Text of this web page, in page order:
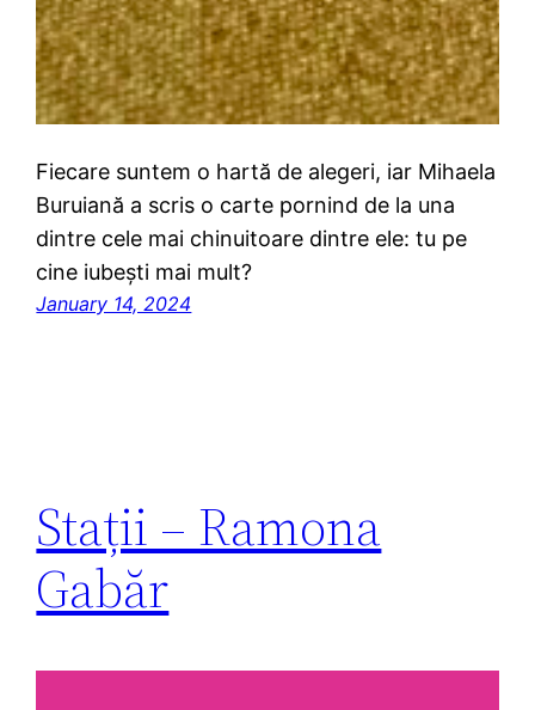
Fiecare suntem o hartă de alegeri, iar Mihaela
Buruiană a scris o carte pornind de la una
dintre cele mai chinuitoare dintre ele: tu pe
cine iubești mai mult?
January 14, 2024
Stații – Ramona
Gabăr